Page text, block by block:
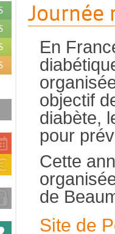
Journée
En
objectif
diabète,
pour
Cette
de
Site de